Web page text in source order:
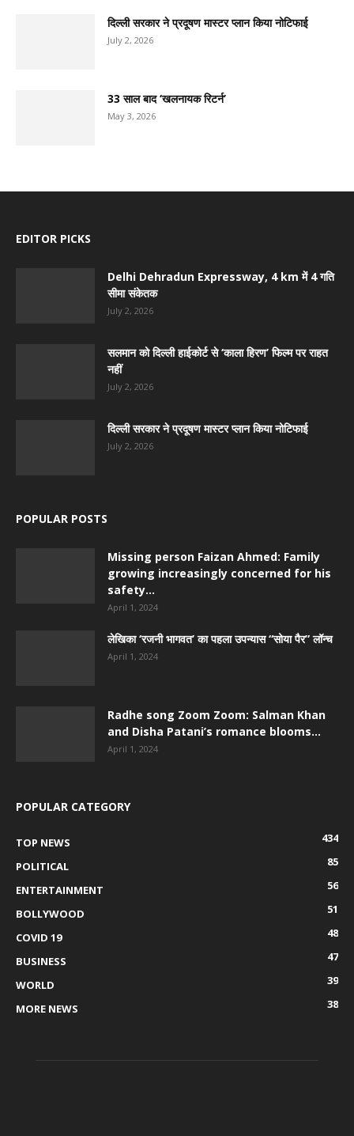
दिल्ली सरकार ने प्रदूषण मास्टर प्लान किया नोटिफाई
July 2, 2026
33 साल बाद ‘खलनायक रिटर्न’
May 3, 2026
EDITOR PICKS
Delhi Dehradun Expressway, 4 km में 4 गति
सीमा संकेतक
July 2, 2026
सलमान को दिल्ली हाईकोर्ट से ‘काला हिरण’ फिल्म पर राहत
नहीं
July 2, 2026
दिल्ली सरकार ने प्रदूषण मास्टर प्लान किया नोटिफाई
July 2, 2026
POPULAR POSTS
Missing person Faizan Ahmed: Family
growing increasingly concerned for his
safety...
April 1, 2024
लेखिका ‘रजनी भागवत’ का पहला उपन्यास “सोया पैर” लॉन्च
April 1, 2024
Radhe song Zoom Zoom: Salman Khan
and Disha Patani’s romance blooms...
April 1, 2024
POPULAR CATEGORY
TOP NEWS
434
POLITICAL
85
ENTERTAINMENT
56
BOLLYWOOD
51
COVID 19
48
BUSINESS
47
WORLD
39
MORE NEWS
38